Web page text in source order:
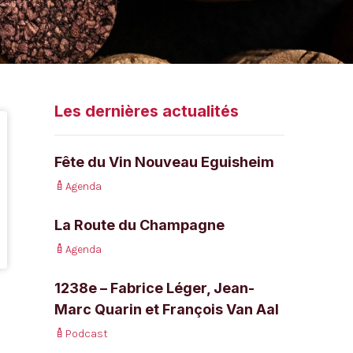
Les dernières actualités
Fête du Vin Nouveau Eguisheim
Agenda
La Route du Champagne
Agenda
1238e – Fabrice Léger, Jean-
Marc Quarin et François Van Aal
Podcast